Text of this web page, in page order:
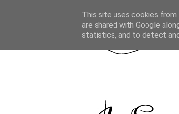
This site uses cookies from
are shared with Google
statistics, and to detect